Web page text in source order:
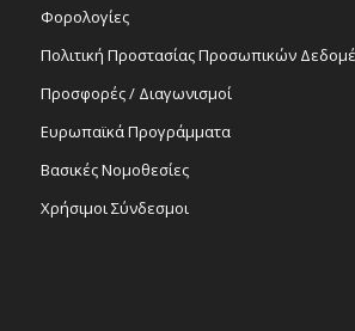
Φορολογίες
Πολιτική Προστασίας Προσωπικών
Προσφορές / Διαγωνισμοί
Ευρωπαϊκά Προγράμματα
Βασικές Νομοθεσίες
Χρήσιμοι Σύνδεσμοι